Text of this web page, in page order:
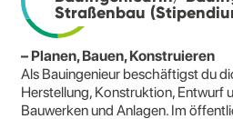
Straßenbau
– Planen, Bauen, Konstruieren
Als Bauingenieur beschäftigst du
Herstellung, Konstruktion, Entwurf
Bauwerken und Anlagen. Im